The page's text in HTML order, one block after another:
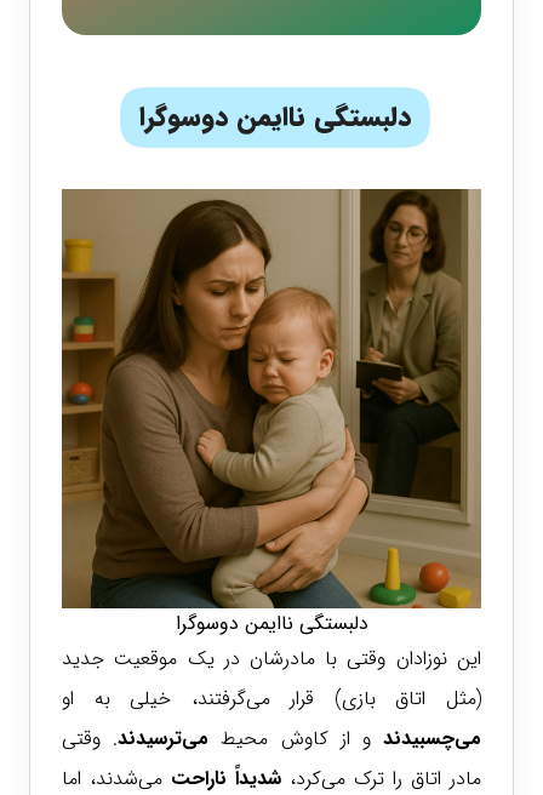
دلبستگی ناایمن دوسوگرا
دلبستگی ناایمن دوسوگرا
این نوزادان وقتی با مادرشان در یک موقعیت جدید
(مثل اتاق بازی) قرار می‌گرفتند، خیلی به او
می‌چسبیدند و از کاوش محیط می‌ترسیدند. وقتی
مادر اتاق را ترک می‌کرد، شدیداً ناراحت می‌شدند، اما